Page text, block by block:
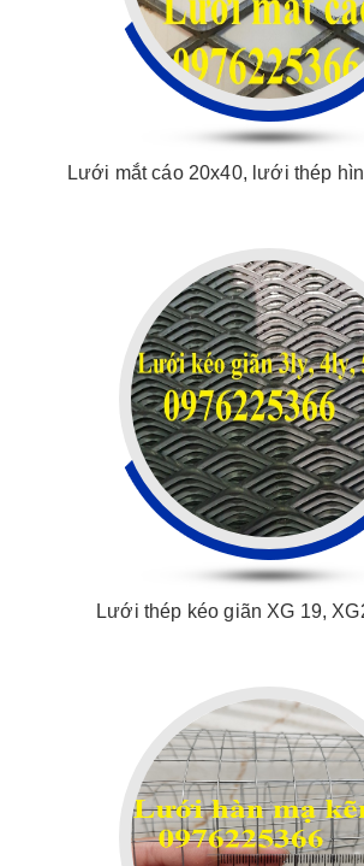
Lưới mắt cáo 20x40, lưới thép
Lưới thép kéo giãn XG 19,